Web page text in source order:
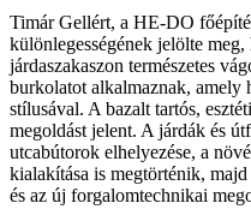
Timár Gellért, a HE-DO
különlegességének jelölte
járdaszakaszon természetes
burkolatot alkalmaznak, amely
stílusával. A bazalt tartós,
megoldást jelent. A járdák és
utcabútorok elhelyezése, a
kialakítása is megtörténik,
és az új forgalomtechnikai